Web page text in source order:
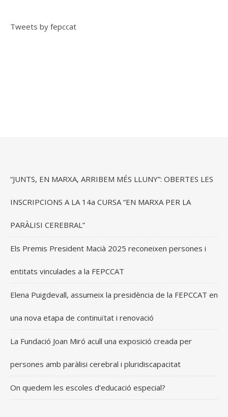
Tweets by fepccat
“JUNTS, EN MARXA, ARRIBEM MÉS LLUNY”: OBERTES LES
INSCRIPCIONS A LA 14a CURSA “EN MARXA PER LA
PARÀLISI CEREBRAL”
Els Premis President Macià 2025 reconeixen persones i
entitats vinculades a la FEPCCAT
Elena Puigdevall, assumeix la presidència de la FEPCCAT en
una nova etapa de continuïtat i renovació
La Fundació Joan Miró acull una exposició creada per
persones amb paràlisi cerebral i pluridiscapacitat
On quedem les escoles d’educació especial?